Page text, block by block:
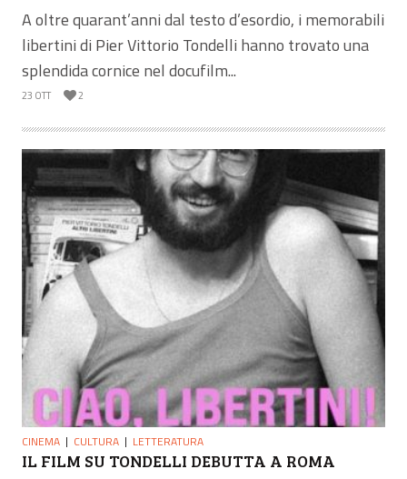
A oltre quarant’anni dal testo d’esordio, i memorabili
libertini di Pier Vittorio Tondelli hanno trovato una
splendida cornice nel docufilm...
23 OTT 2
CINEMA CULTURA LETTERATURA
IL FILM SU TONDELLI DEBUTTA A ROMA